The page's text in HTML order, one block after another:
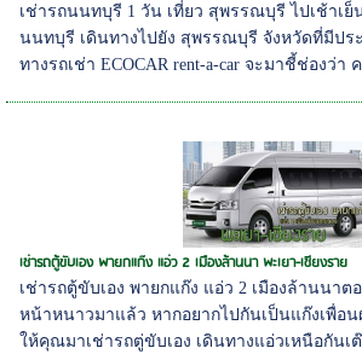
เช่ารถนนทบุรี 1 วัน เที่ยว สุพรรณบุรี ไปเช้าเ
นนทบุรี เดินทางไปยัง สุพรรณบุรี จังหวัดที่มีป
ทางรถเช่า ECOCAR rent-a-car จะมาชี้ช่องว่า
เช่ารถตู้ขับเอง พายกแก๊ง แอ่ว 2 เมืองล้านนา พะเยา-เชียงราย
เช่ารถตู้ขับเอง พายกแก๊ง แอ่ว 2 เมืองล้านนาต
หน้าหนาวมาแล้ว หากอยากไปกันเป็นแก๊งเพื่อน
ให้คุณมาเช่ารถตู่ขับเอง เดินทางแอ่วเหนือกันเ